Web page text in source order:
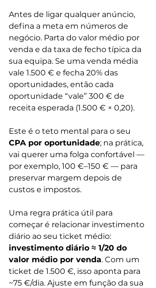
Antes de ligar qualquer anúncio,
defina a meta em números de
negócio. Parta do valor médio por
venda e da taxa de fecho típica da
sua equipa. Se uma venda média
vale 1.500 € e fecha 20% das
oportunidades, então cada
oportunidade “vale” 300 € de
receita esperada (1.500 € × 0,20).
Este é o teto mental para o seu
CPA por oportunidade; na prática,
vai querer uma folga confortável —
por exemplo, 100 €–150 € — para
preservar margem depois de
custos e impostos.
Uma regra prática útil para
começar é relacionar investimento
diário ao seu ticket médio:
investimento diário ≈ 1/20 do
valor médio por venda. Com um
ticket de 1.500 €, isso aponta para
~75 €/dia. Ajuste em função da sua